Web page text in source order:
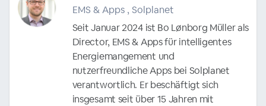
EMS & Apps , Solplanet
Seit Januar 2024 ist Bo Lønborg Müller als
Director, EMS & Apps für intelligentes
Energiemangement und
nutzerfreundliche Apps bei Solplanet
verantwortlich. Er beschäftigt sich
insgesamt seit über 15 Jahren mit